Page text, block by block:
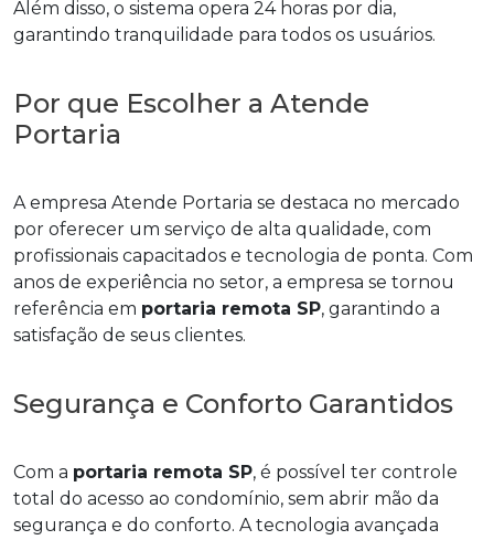
Além disso, o sistema opera 24 horas por dia,
garantindo tranquilidade para todos os usuários.
Por que Escolher a Atende
Portaria
A empresa Atende Portaria se destaca no mercado
por oferecer um serviço de alta qualidade, com
profissionais capacitados e tecnologia de ponta. Com
anos de experiência no setor, a empresa se tornou
referência em portaria remota SP, garantindo a
satisfação de seus clientes.
Segurança e Conforto Garantidos
Com a portaria remota SP, é possível ter controle
total do acesso ao condomínio, sem abrir mão da
segurança e do conforto. A tecnologia avançada